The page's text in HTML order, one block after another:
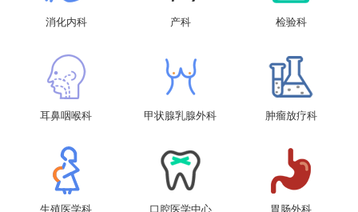
消化内科 产科 检验科
耳鼻咽喉科 甲状腺乳腺外科 肿瘤放疗科
生殖医学科 口腔医学中心 胃肠外科